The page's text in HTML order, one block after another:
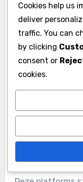
Wanneer u
op promoties of
of extra inhoud
kunnen
valuta bij uw
Online
Online
bieden een breed
Cookies help us
deliver
traffic. You can
by clicking
consent or
cookies.